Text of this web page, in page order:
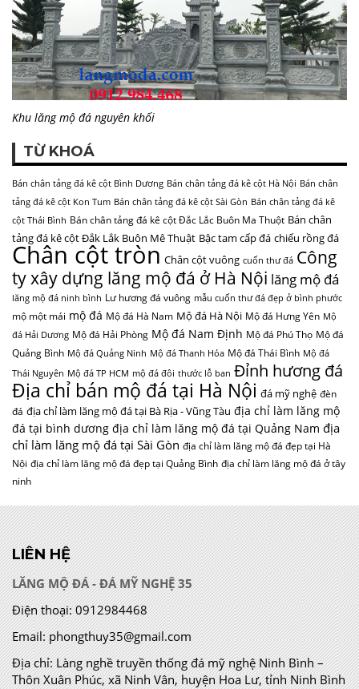
Khu lăng mộ đá nguyên khối
TỪ KHOÁ
Bán chân tảng đá kê cột Bình Dương Bán chân tảng đá kê cột Hà Nội Bán chân
tảng đá kê cột Kon Tum Bán chân tảng đá kê cột Sài Gòn Bán chân tảng đá kê
cột Thái Bình Bán chân tảng đá kê cột Đắc Lắc Buôn Ma Thuột Bán chân
tảng đá kê cột Đắk Lắk Buôn Mê Thuật Bậc tam cấp đá chiếu rồng đá
Chân cột tròn Chân cột vuông cuốn thư đá Công
ty xây dựng lăng mộ đá ở Hà Nội lăng mộ đá
lăng mộ đá ninh bình Lư hương đá vuông mẫu cuốn thư đá đẹp ở bình phước
mộ một mái mộ đá Mộ đá Hà Nam Mộ đá Hà Nội Mộ đá Hưng Yên Mộ
đá Hải Dương Mộ đá Hải Phòng Mộ đá Nam Định Mộ đá Phú Thọ Mộ đá
Quảng Bình Mộ đá Quảng Ninh Mộ đá Thanh Hóa Mộ đá Thái Bình Mộ đá
Thái Nguyên Mộ đá TP HCM mộ đá đôi thước lỗ ban Đỉnh hương đá
Địa chỉ bán mộ đá tại Hà Nội đá mỹ nghệ đèn
đá địa chỉ làm lăng mộ đá tại Bà Rịa - Vũng Tàu địa chỉ làm lăng mộ
đá tại bình dương địa chỉ làm lăng mộ đá tại Quảng Nam địa
chỉ làm lăng mộ đá tại Sài Gòn địa chỉ làm lăng mộ đá đẹp tại Hà
Nội địa chỉ làm lăng mộ đá đẹp tại Quảng Bình địa chỉ làm lăng mộ đá ở tây
ninh
LIÊN HỆ
LĂNG MỘ ĐÁ - ĐÁ MỸ NGHỆ 35
Điện thoại: 0912984468
Email: phongthuy35@gmail.com
Địa chỉ:Làng nghề truyền thống đá mỹ nghệ Ninh Bình –
Thôn Xuân Phúc, xã Ninh Vân, huyện Hoa Lư, tỉnh Ninh Bình